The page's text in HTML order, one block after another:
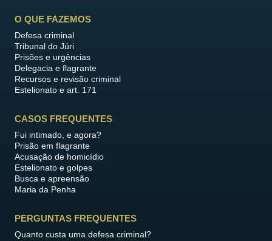
O QUE FAZEMOS
Defesa criminal
Tribunal do Júri
Prisões e urgências
Delegacia e flagrante
Recursos e revisão criminal
Estelionato e art. 171
CASOS FREQUENTES
Fui intimado, e agora?
Prisão em flagrante
Acusação de homicídio
Estelionato e golpes
Busca e apreensão
Maria da Penha
PERGUNTAS FREQUENTES
Quanto custa uma defesa criminal?